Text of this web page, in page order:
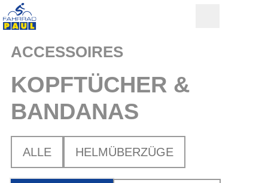
ACCESSOIRES
KOPFTÜCHER &
BANDANAS
ALLE HELMÜBERZÜGE